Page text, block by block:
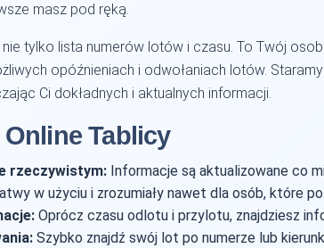
masz pod ręką.
tylko lista numerów lotów i czasu. To Twój
opóźnieniach i odwołaniach lotów.
Ci dokładnych i aktualnych informacji.
Tablicy
rzeczywistym: Informacje są aktualizowane co
w użyciu i zrozumiały nawet dla osób, które
Oprócz czasu odlotu i przylotu, znajdziesz
Szybko znajdź swój lot po numerze lub